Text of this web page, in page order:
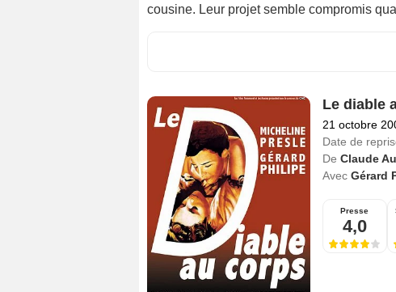
cousine. Leur projet semble compromis
Le diable
21 octobre
Date de
De Claude
Avec Gérard
Presse
4,0